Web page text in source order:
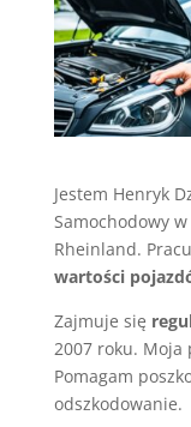
Jestem Henryk
Samochodowy
Rheinland.
wartości
Zajmuje się
2007 roku. Moja
Pomagam
odszkodowanie.